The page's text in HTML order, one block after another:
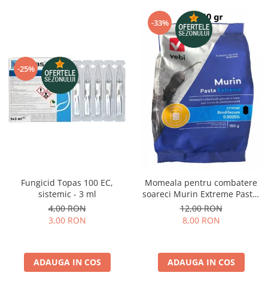
-25%
Fungicid Topas 100 EC,
sistemic - 3 ml
4,00 RON
3,00 RON
ADAUGA IN COS
-33%
Momeala pentru combatere
soareci Murin Extreme Pasta,
150 grame
12,00 RON
8,00 RON
ADAUGA IN COS